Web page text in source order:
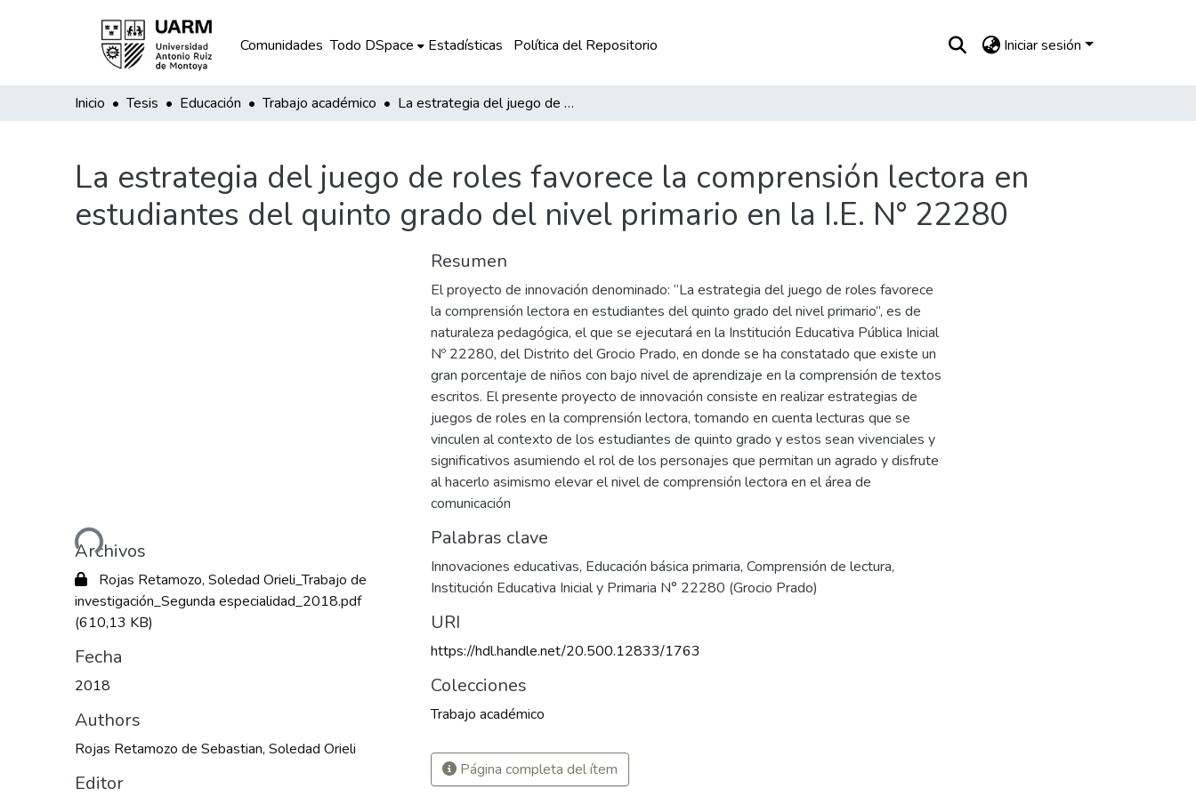
Comunidades Todo DSpace Estadísticas Política del Repositorio Iniciar sesión
Inicio Tesis Educación Trabajo académico La estrategia del juego de roles favorece la comprensión lectora en estudiantes del quinto grado del nivel primario en la I.E. N° 22280
La estrategia del juego de roles favorece la comprensión lectora en
estudiantes del quinto grado del nivel primario en la I.E. N° 22280
Cargando...Archivos
Rojas Retamozo, Soledad Orieli_Trabajo de
investigación_Segunda especialidad_2018.pdf
(610,13 KB)
Fecha
2018
Authors
Rojas Retamozo de Sebastian, Soledad Orieli
Editor
Resumen
El proyecto de innovación denominado: “La estrategia del juego de roles favorece
la comprensión lectora en estudiantes del quinto grado del nivel primario”, es de
naturaleza pedagógica, el que se ejecutará en la Institución Educativa Pública Inicial
Nº 22280, del Distrito del Grocio Prado, en donde se ha constatado que existe un
gran porcentaje de niños con bajo nivel de aprendizaje en la comprensión de textos
escritos. El presente proyecto de innovación consiste en realizar estrategias de
juegos de roles en la comprensión lectora, tomando en cuenta lecturas que se
vinculen al contexto de los estudiantes de quinto grado y estos sean vivenciales y
significativos asumiendo el rol de los personajes que permitan un agrado y disfrute
al hacerlo asimismo elevar el nivel de comprensión lectora en el área de
comunicación
Palabras clave
Innovaciones educativas, Educación básica primaria, Comprensión de lectura,
Institución Educativa Inicial y Primaria N° 22280 (Grocio Prado)
URI
https://hdl.handle.net/20.500.12833/1763
Colecciones
Trabajo académico
Página completa del ítem